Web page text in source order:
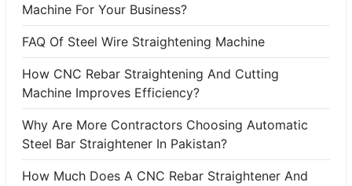
Machine For Your Business?
FAQ Of Steel Wire Straightening Machine
How CNC Rebar Straightening And Cutting
Machine Improves Efficiency?
Why Are More Contractors Choosing Automatic
Steel Bar Straightener In Pakistan?
How Much Does A CNC Rebar Straightener And